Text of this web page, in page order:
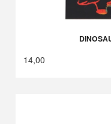
14,00